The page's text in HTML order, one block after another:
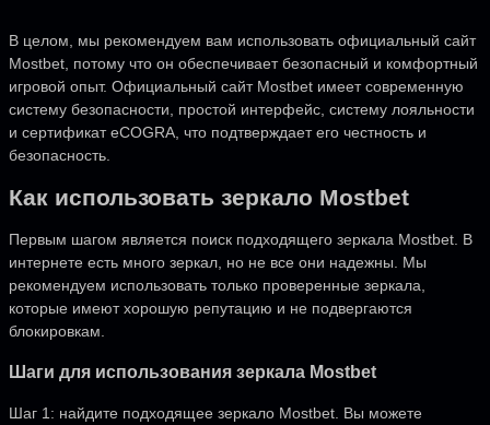
В целом, мы рекомендуем вам использовать официальный сайт
Mostbet, потому что он обеспечивает безопасный и комфортный
игровой опыт. Официальный сайт Mostbet имеет современную
систему безопасности, простой интерфейс, систему лояльности
и сертификат eCOGRA, что подтверждает его честность и
безопасность.
Как использовать зеркало Mostbet
Первым шагом является поиск подходящего зеркала Mostbet. В
интернете есть много зеркал, но не все они надежны. Мы
рекомендуем использовать только проверенные зеркала,
которые имеют хорошую репутацию и не подвергаются
блокировкам.
Шаги для использования зеркала Mostbet
Шаг 1: найдите подходящее зеркало Mostbet. Вы можете